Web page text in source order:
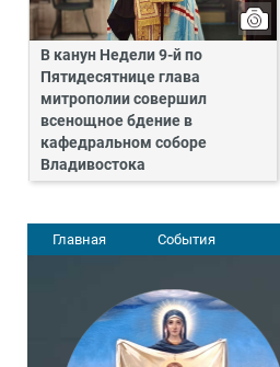
В канун Недели 9-й по
Пятидесятнице глава
митрополии совершил
всенощное бдение в
кафедральном соборе
Владивостока
Главная События